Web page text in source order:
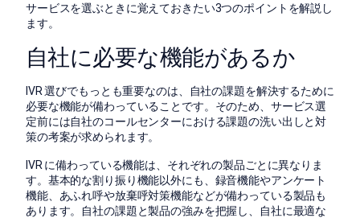
サービスを選ぶときに覚えておきたい3つのポイントを解説し
ます。
自社に必要な機能があるか
IVR 選びでもっとも重要なのは、自社の課題を解決するために
必要な機能が備わっていることです。そのため、サービス選
定前には自社のコールセンターにおける課題の洗い出しと対
策の考案が求められます。
IVR に備わっている機能は、それぞれの製品ごとに異なりま
す。基本的な割り振り機能以外にも、録音機能やアンケート
機能、あふれ呼や放棄呼対策機能などが備わっている製品も
あります。自社の課題と製品の強みを把握し、自社に最適な